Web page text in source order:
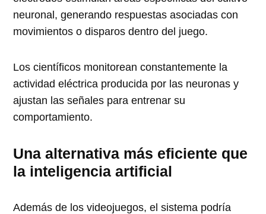
neuronal, generando respuestas asociadas con
movimientos o disparos dentro del juego.
Los científicos monitorean constantemente la
actividad eléctrica producida por las neuronas y
ajustan las señales para entrenar su
comportamiento.
Una alternativa más eficiente que
la inteligencia artificial
Además de los videojuegos, el sistema podría